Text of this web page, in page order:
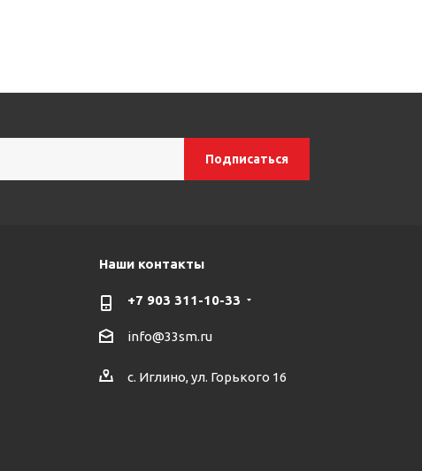
Наши контакты
+7 903 311-10-33
info@33sm.ru
с. Иглино, ул. Горького 16